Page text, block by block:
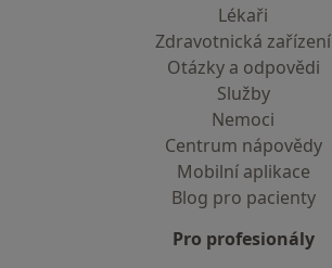
Lékaři
Zdravotnická zařízení
Otázky a odpovědi
Služby
Nemoci
Centrum nápovědy
Mobilní aplikace
Blog pro pacienty
Pro profesionály